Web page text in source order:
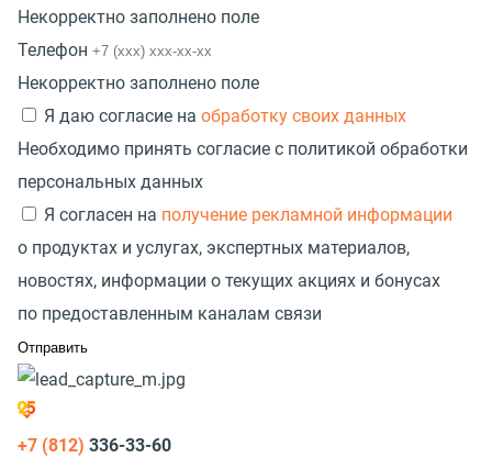
Некорректно заполнено поле
Телефон
Некорректно заполнено поле
Я даю согласие на обработку своих данных
Необходимо принять согласие с политикой обработки
персональных данных
Я согласен на получение рекламной информации
о продуктах и услугах, экспертных материалов,
новостях, информации о текущих акциях и бонусах
по предоставленным каналам связи
+7 (812) 336-33-60